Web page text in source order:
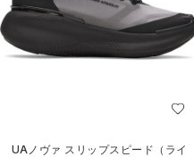
UAノヴァ スリップスピード（ライ